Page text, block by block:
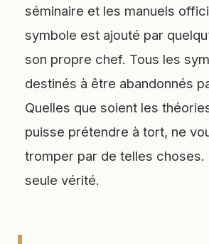
séminaire et les manuels
symbole est ajouté par
son propre chef. Tous les
destinés à être abandonnés
Quelles que soient les
puisse prétendre à tort, ne
tromper par de telles choses.
seule vérité.